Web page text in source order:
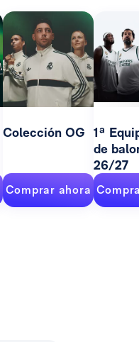
Colección OG
Comprar ahora
1ª
de
26/27